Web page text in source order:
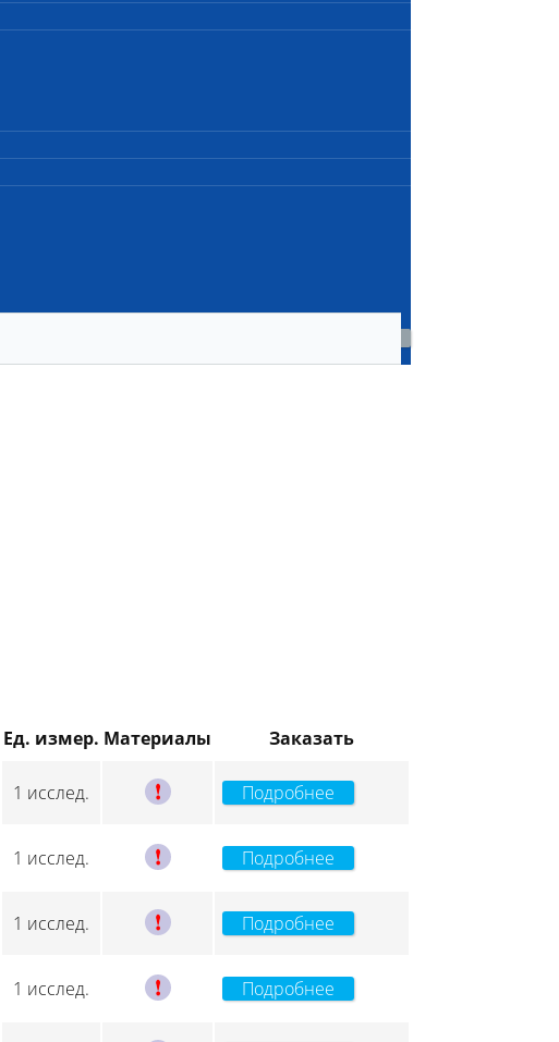
Ед. измер. Материалы Заказать
1 исслед. C Подробнее
1 исслед. C Подробнее
1 исслед. C Подробнее
1 исслед. C Подробнее